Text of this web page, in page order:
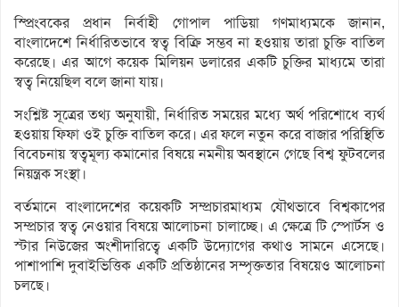
স্প্রিংবকের প্রধান নির্বাহী গোপাল পাডিয়া গণমাধ্যমকে জানান,
বাংলাদেশে নির্ধারিতভাবে স্বত্ব বিক্রি সম্ভব না হওয়ায় তারা চুক্তি বাতিল
করেছে। এর আগে কয়েক মিলিয়ন ডলারের একটি চুক্তির মাধ্যমে তারা
স্বত্ব নিয়েছিল বলে জানা যায়।
সংশ্লিষ্ট সূত্রের তথ্য অনুযায়ী, নির্ধারিত সময়ের মধ্যে অর্থ পরিশোধে ব্যর্থ
হওয়ায় ফিফা ওই চুক্তি বাতিল করে। এর ফলে নতুন করে বাজার পরিস্থিতি
বিবেচনায় স্বত্বমূল্য কমানোর বিষয়ে নমনীয় অবস্থানে গেছে বিশ্ব ফুটবলের
নিয়ন্ত্রক সংস্থা।
বর্তমানে বাংলাদেশের কয়েকটি সম্প্রচারমাধ্যম যৌথভাবে বিশ্বকাপের
সম্প্রচার স্বত্ব নেওয়ার বিষয়ে আলোচনা চালাচ্ছে। এ ক্ষেত্রে টি স্পোর্টস ও
স্টার নিউজের অংশীদারিত্বে একটি উদ্যোগের কথাও সামনে এসেছে।
পাশাপাশি দুবাইভিত্তিক একটি প্রতিষ্ঠানের সম্পৃক্ততার বিষয়েও আলোচনা
চলছে।